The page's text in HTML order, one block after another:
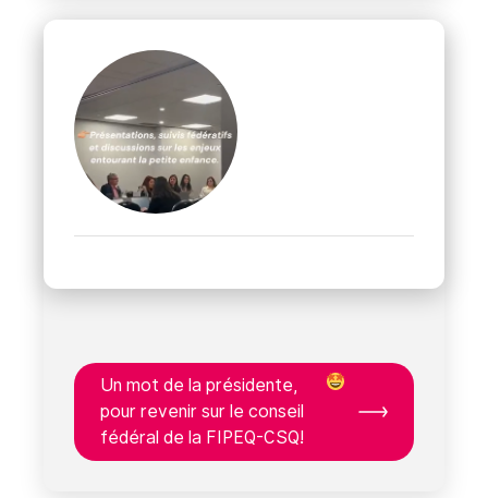
Un mot de la présidente,
pour revenir sur le conseil
fédéral de la FIPEQ-CSQ!